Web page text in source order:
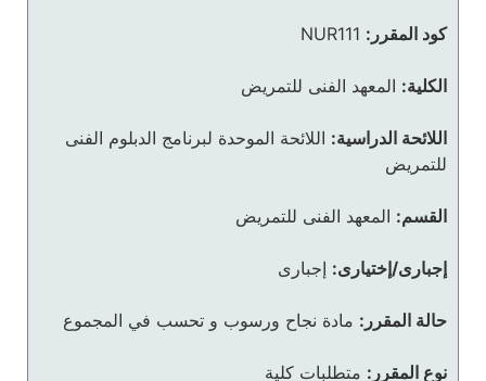
كود المقرر: NUR111
الكلية: المعهد الفنى للتمريض
اللائحة الدراسية: اللائحة الموحدة لبرنامج الدبلوم الفنى
للتمريض
القسم: المعهد الفنى للتمريض
إجبارى/إختيارى: إجبارى
حالة المقرر: مادة نجاح ورسوب و تحسب في المجموع
نوع المقرر: متطلبات كلية